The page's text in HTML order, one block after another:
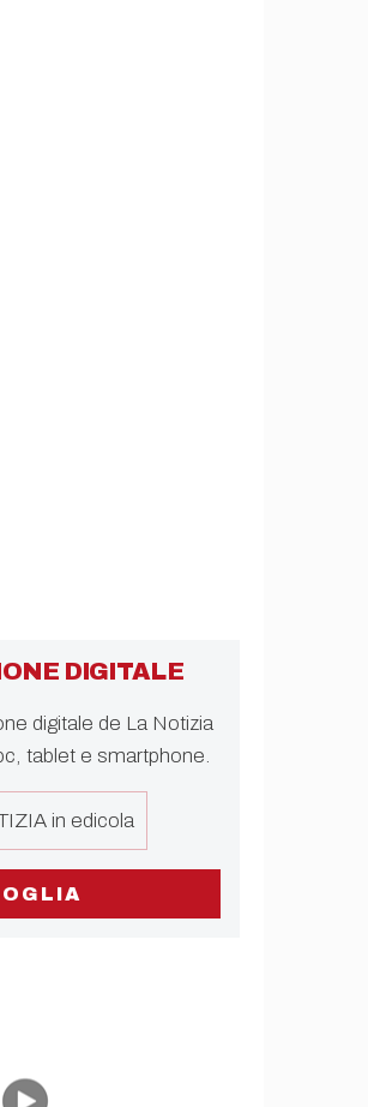
DIGITALE
digitale de La Notizia
tablet e smartphone.